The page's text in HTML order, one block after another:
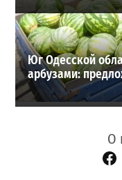
Юг Одесской
арбузами:
О